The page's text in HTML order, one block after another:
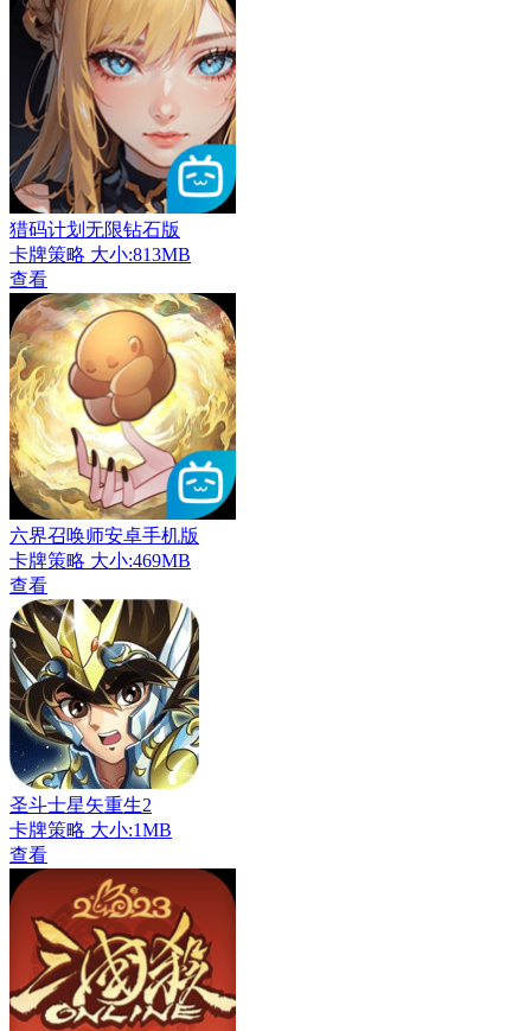
猎码计划无限钻石版
卡牌策略 大小:813MB
查看
六界召唤师安卓手机版
卡牌策略 大小:469MB
查看
圣斗士星矢重生2
卡牌策略 大小:1MB
查看